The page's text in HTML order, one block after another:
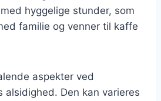
hyggelige stunder, som
familie og venner til kaffe
aspekter ved
Den kan varieres